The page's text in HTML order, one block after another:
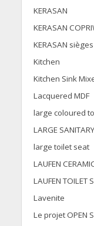
KERASAN
KERASAN
KERASAN
Kitchen
Kitchen Sink
Lacquered MDF
large coloured
LARGE
large toilet seat
LAUFEN
LAUFEN TOILET
Lavenite
Le projet OPEN